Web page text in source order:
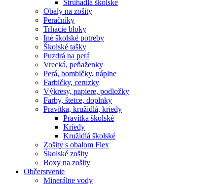
Strúhadlá školské
Obaly na zošity
Peračníky
Trhacie bloky
Iné školské potreby
Školské tašky
Puzdrá na perá
Vrecká, peňaženky
Perá, bombičky, náplne
Farbičky, ceruzky
Výkresy, papiere, podložky
Farby, štetce, doplnky
Pravítka, kružidlá, kriedy
Pravítka školské
Kriedy
Kružidlá školské
Zošity s obalom Flex
Školské zošity
Boxy na zošity
Občerstvenie
Minerálne vody